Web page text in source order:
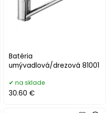
Batéria
umývadlová/drezová 81001
na sklade
30.60 €